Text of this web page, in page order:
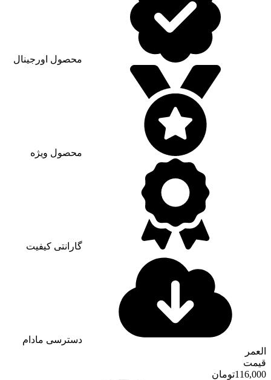
محصول اورجینال
محصول ویژه
گارانتی کیفیت
دسترسی مادام
العمر
قیمت
116,000تومان